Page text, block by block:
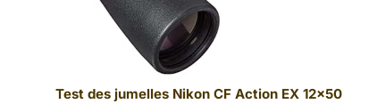
Test des jumelles Nikon CF Action EX 12×50